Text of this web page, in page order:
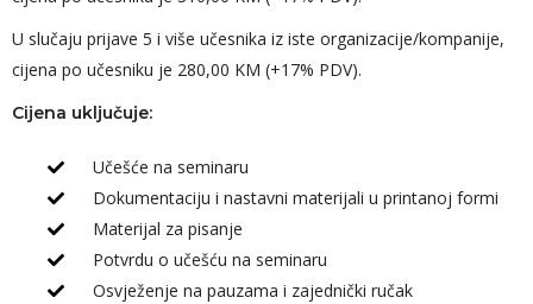
U slučaju prijave 5 i više učesnika iz iste organizacije/kompanije,
cijena po učesniku je 280,00 KM (+17% PDV).
Cijena uključuje:
Učešće na seminaru
Dokumentaciju i nastavni materijali u printanoj formi
Materijal za pisanje
Potvrdu o učešću na seminaru
Osvježenje na pauzama i zajednički ručak